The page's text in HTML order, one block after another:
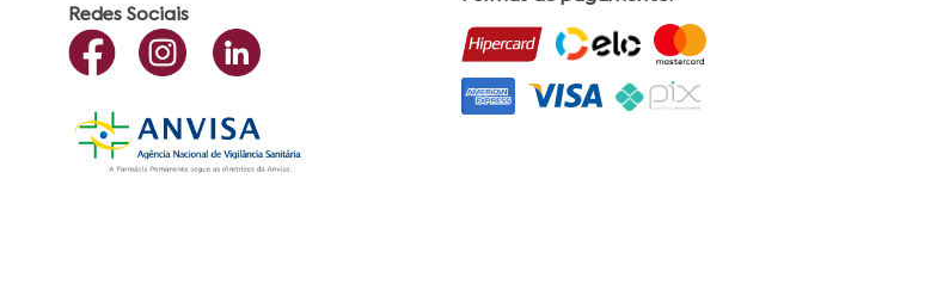
Redes Sociais